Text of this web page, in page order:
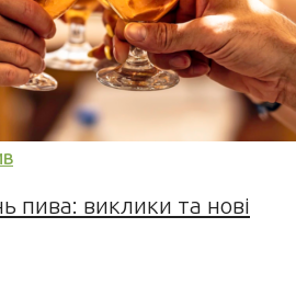
пива: виклики та нові